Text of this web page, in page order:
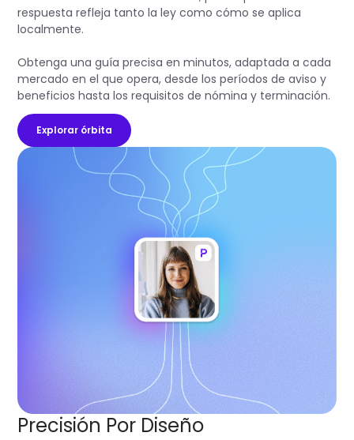
respuesta refleja tanto la ley como cómo se aplica
localmente.
Obtenga una guía precisa en minutos, adaptada a cada
mercado en el que opera, desde los períodos de aviso y
beneficios hasta los requisitos de nómina y terminación.
Explorar órbita
Precisión Por Diseño